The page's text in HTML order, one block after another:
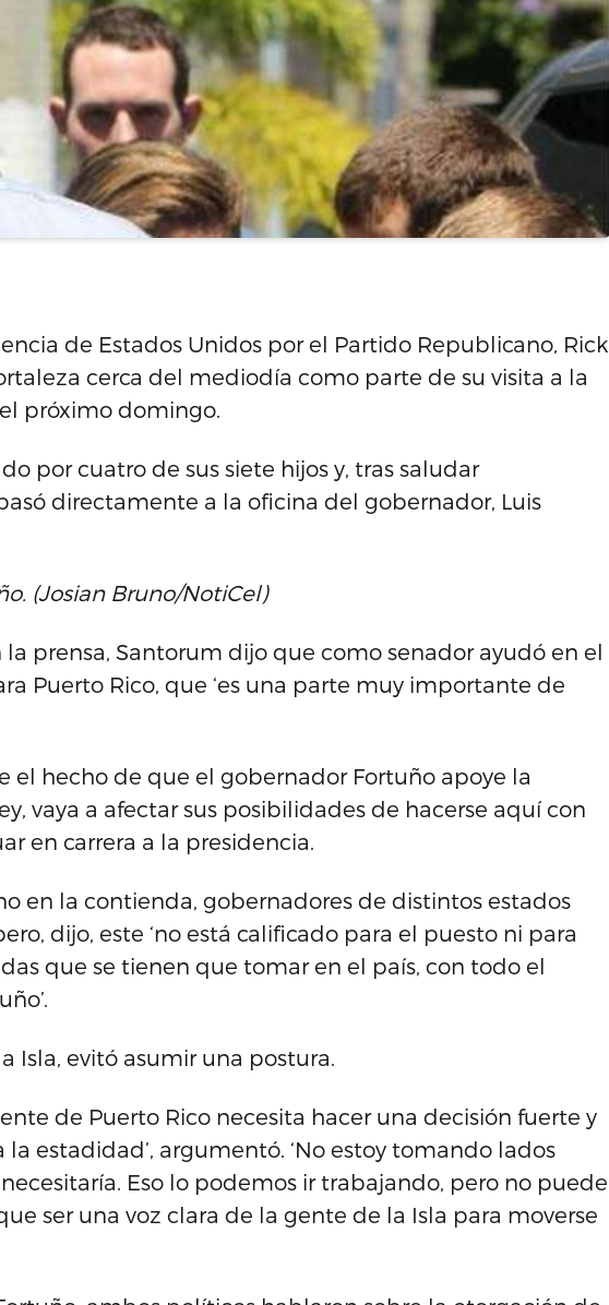
de Estados Unidos por el Partido Republicano, Rick
cerca del mediodía como parte de su visita a la
próximo domingo.
por cuatro de sus siete hijos y, tras saludar
directamente a la oficina del gobernador, Luis
(Josian Bruno/NotiCel)
prensa, Santorum dijo que como senador ayudó en el
Puerto Rico, que ‘es una parte muy importante de
el hecho de que el gobernador Fortuño apoye la
vaya a afectar sus posibilidades de hacerse aquí con
en carrera a la presidencia.
en la contienda, gobernadores de distintos estados
dijo, este ‘no está calificado para el puesto ni para
que se tienen que tomar en el país, con todo el
Isla, evitó asumir una postura.
de Puerto Rico necesita hacer una decisión fuerte y
estadidad’, argumentó. ‘No estoy tomando lados
Eso lo podemos ir trabajando, pero no puede
ser una voz clara de la gente de la Isla para moverse